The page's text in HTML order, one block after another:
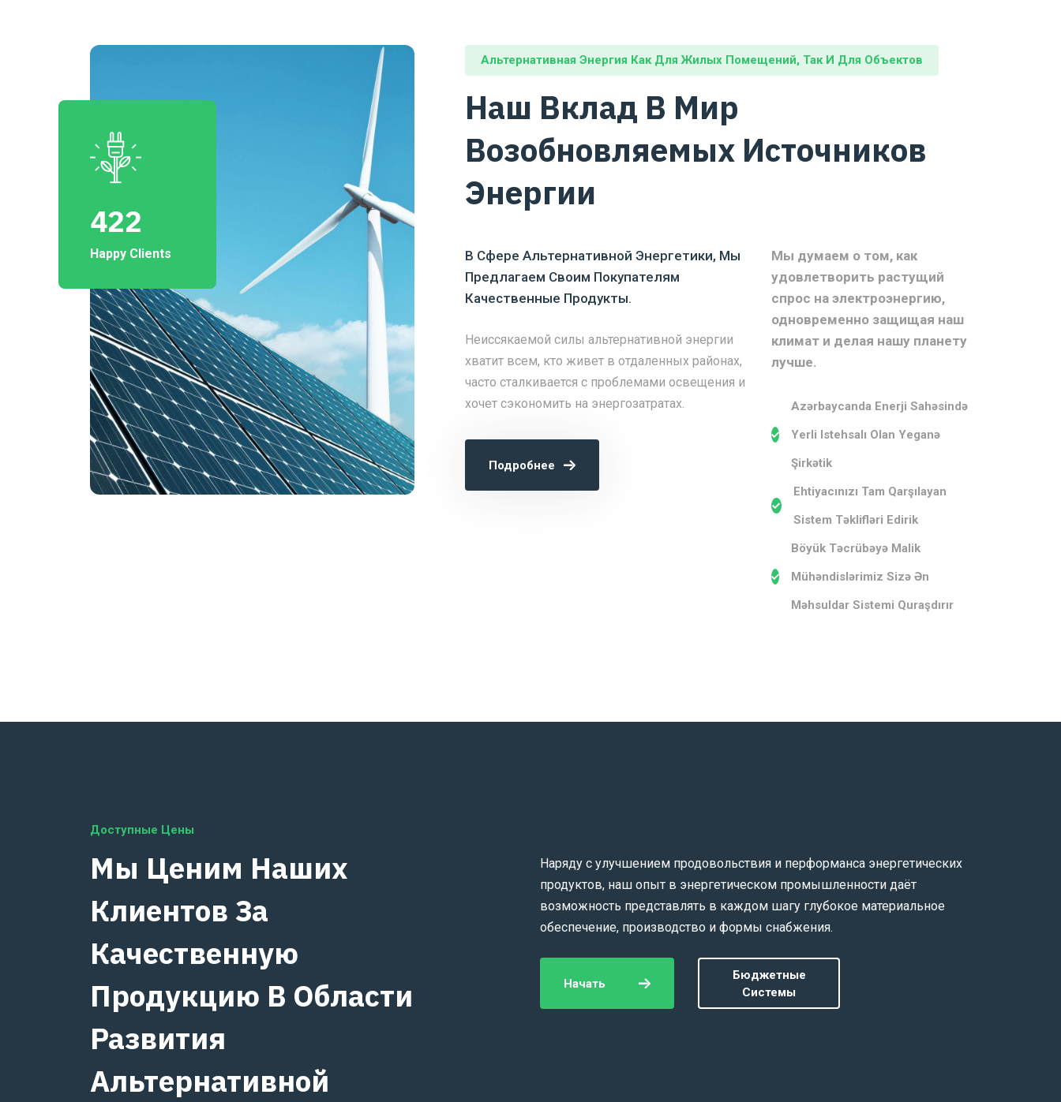
422
Happy Clients
Альтернативная Энергия Как Для Жилых Помещений, Так И Для Объектов
Наш Вклад В Мир
Возобновляемых Источников
Энергии
В Сфере Альтернативной Энергетики, Мы
Предлагаем Своим Покупателям
Качественные Продукты.
Неиссякаемой силы альтернативной энергии
хватит всем, кто живет в отдаленных районах,
часто сталкивается с проблемами освещения и
хочет сэкономить на энергозатратах.
Подробнее
Мы думаем о том, как
удовлетворить растущий
спрос на электроэнергию,
одновременно защищая наш
климат и делая нашу планету
лучше.
Azərbaycanda Enerji Sahəsində
Yerli Istehsalı Olan Yeganə
Şirkətik
Ehtiyacınızı Tam Qarşılayan
Sistem Təklifləri Edirik
Böyük Təcrübəyə Malik
Mühəndislərimiz Sizə Ən
Məhsuldar Sistemi Quraşdırır
Доступные Цены
Мы Ценим Наших
Клиентов За
Качественную
Продукцию В Области
Развития
Альтернативной
Наряду с улучшением продовольствия и перформанса энергетических
продуктов, наш опыт в энергетическом промышленности даёт
возможность представлять в каждом шагу глубокое материальное
обеспечение, производство и формы снабжения.
Начать
Бюджетные
Системы